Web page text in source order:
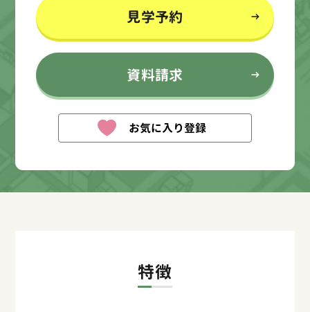
見学予約
資料請求
お気に入り登録
特徴